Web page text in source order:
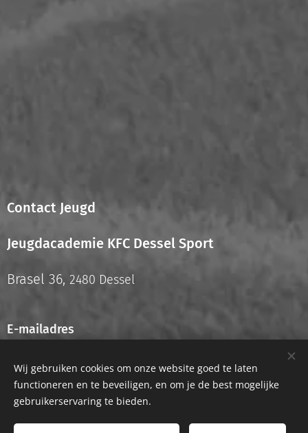
Contact Jeugd
Jeugdacademie KFC Dessel Sport
Brasel 36, 2480 Dessel
E-mailadres
Wij gebruiken cookies om onze website goed te laten
functioneren en te beveiligen, en om je de best mogelijke
gebruikerservaring te bieden.